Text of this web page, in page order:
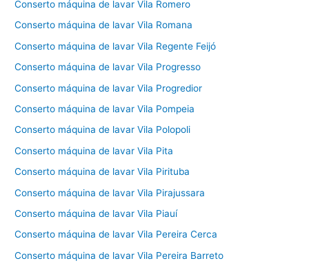
Conserto máquina de lavar Vila Romero
Conserto máquina de lavar Vila Romana
Conserto máquina de lavar Vila Regente Feijó
Conserto máquina de lavar Vila Progresso
Conserto máquina de lavar Vila Progredior
Conserto máquina de lavar Vila Pompeia
Conserto máquina de lavar Vila Polopoli
Conserto máquina de lavar Vila Pita
Conserto máquina de lavar Vila Pirituba
Conserto máquina de lavar Vila Pirajussara
Conserto máquina de lavar Vila Piauí
Conserto máquina de lavar Vila Pereira Cerca
Conserto máquina de lavar Vila Pereira Barreto